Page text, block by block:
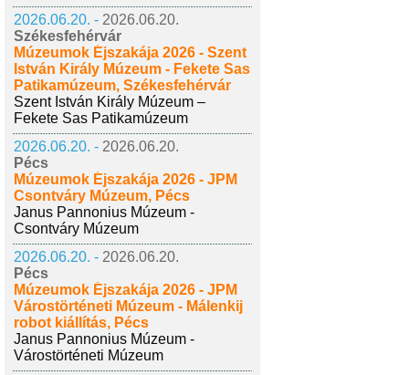
2026.06.20. - 2026.06.20.
Székesfehérvár
Múzeumok Éjszakája 2026 - Szent
István Király Múzeum - Fekete Sas
Patikamúzeum, Székesfehérvár
Szent István Király Múzeum –
Fekete Sas Patikamúzeum
2026.06.20. - 2026.06.20.
Pécs
Múzeumok Éjszakája 2026 - JPM
Csontváry Múzeum, Pécs
Janus Pannonius Múzeum -
Csontváry Múzeum
2026.06.20. - 2026.06.20.
Pécs
Múzeumok Éjszakája 2026 - JPM
Várostörténeti Múzeum - Málenkij
robot kiállítás, Pécs
Janus Pannonius Múzeum -
Várostörténeti Múzeum